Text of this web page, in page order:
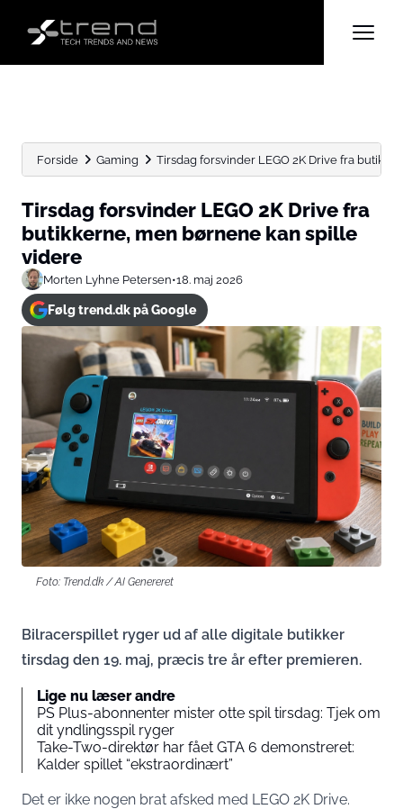
Forside Gaming Tirsdag forsvinder LEGO 2K Drive fra
Tirsdag forsvinder LEGO 2K Drive fra
butikkerne, men børnene kan spille
videre
Morten Lyhne Petersen•18. maj 2026
Følg trend.dk på Google
Foto: Trend.dk / AI Genereret
Bilracerspillet ryger ud af alle digitale butikker
tirsdag den 19. maj, præcis tre år efter premieren.
Lige nu læser andre
PS Plus-abonnenter mister otte spil tirsdag: Tjek om
dit yndlingsspil ryger
Take-Two-direktør har fået GTA 6 demonstreret:
Kalder spillet “ekstraordinært”
Det er ikke nogen brat afsked med LEGO 2K Drive.